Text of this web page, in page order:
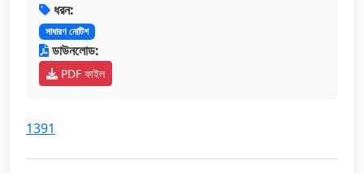
ধরন:
সাধারণ নোটিশ
ডাউনলোড:
PDF ফাইল
1391